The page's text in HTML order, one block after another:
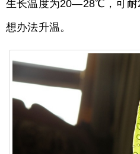
生长温度为20—28℃，可
想办法升温。